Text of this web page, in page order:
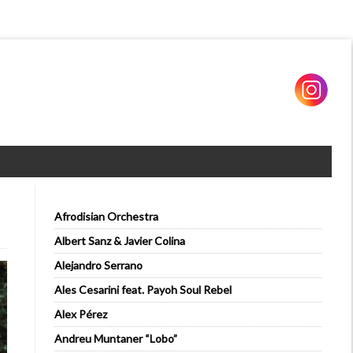
Afrodisian Orchestra
Albert Sanz & Javier Colina
Alejandro Serrano
Ales Cesarini feat. Payoh Soul Rebel
Alex Pérez
Andreu Muntaner “Lobo”